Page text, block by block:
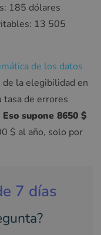
185 dólares
13 505
de los datos
de la elegibilidad en
tasa de errores
Eso supone 8650 $
$ al año, solo por
7 días